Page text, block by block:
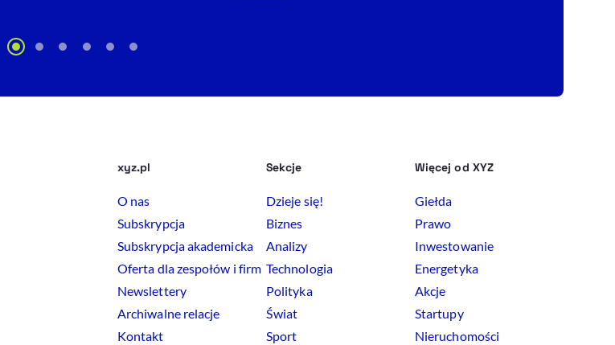
xyz.pl
O nas
Subskrypcja
Subskrypcja akademicka
Oferta dla zespołów i firm
Newslettery
Archiwalne relacje
Kontakt
Sekcje
Dzieje się!
Biznes
Analizy
Technologia
Polityka
Świat
Sport
Więcej od XYZ
Giełda
Prawo
Inwestowanie
Energetyka
Akcje
Startupy
Nieruchomości